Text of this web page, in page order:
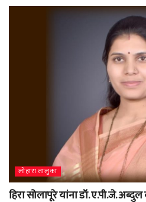
लोहारा तालुका
हिरा सोलापूरे यांना डॉ. ए.पी.जे.